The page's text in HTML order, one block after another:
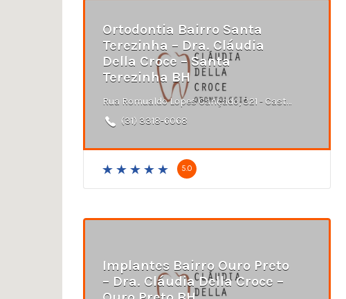
Ortodontia Bairro Santa
Terezinha – Dra. Cláudia
Della Croce – Santa
Terezinha BH
Rua Romualdo Lopes Cançado, 321 - Castelo, Belo Horizonte - MG
(31) 3318-6068
5.0
Implantes Bairro Ouro Preto
– Dra. Cláudia Della Croce –